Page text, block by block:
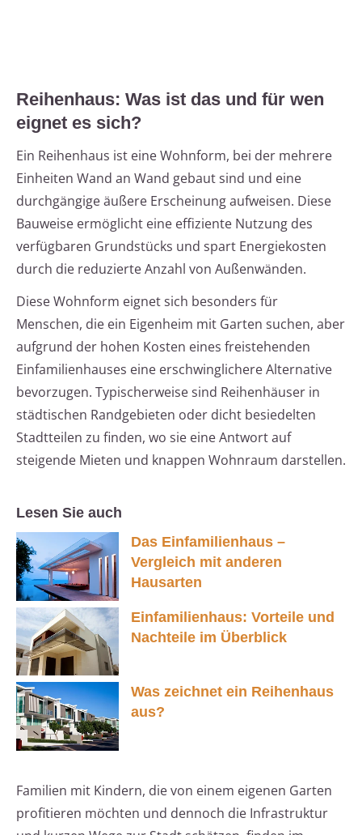
Reihenhaus: Was ist das und für wen
eignet es sich?
Ein Reihenhaus ist eine Wohnform, bei der mehrere
Einheiten Wand an Wand gebaut sind und eine
durchgängige äußere Erscheinung aufweisen. Diese
Bauweise ermöglicht eine effiziente Nutzung des
verfügbaren Grundstücks und spart Energiekosten
durch die reduzierte Anzahl von Außenwänden.
Diese Wohnform eignet sich besonders für
Menschen, die ein Eigenheim mit Garten suchen, aber
aufgrund der hohen Kosten eines freistehenden
Einfamilienhauses eine erschwinglichere Alternative
bevorzugen. Typischerweise sind Reihenhäuser in
städtischen Randgebieten oder dicht besiedelten
Stadtteilen zu finden, wo sie eine Antwort auf
steigende Mieten und knappen Wohnraum darstellen.
Lesen Sie auch
Das Einfamilienhaus –
Vergleich mit anderen
Hausarten
Einfamilienhaus: Vorteile und
Nachteile im Überblick
Was zeichnet ein Reihenhaus
aus?
Familien mit Kindern, die von einem eigenen Garten
profitieren möchten und dennoch die Infrastruktur